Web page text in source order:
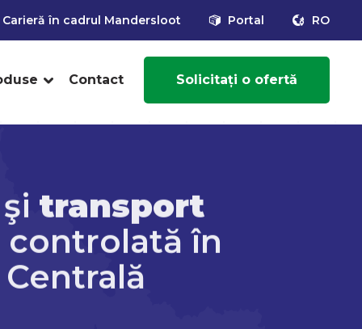
Carieră în cadrul Mandersloot Portal RO
Contact Solicitați o ofertă
şi transport
controlată în